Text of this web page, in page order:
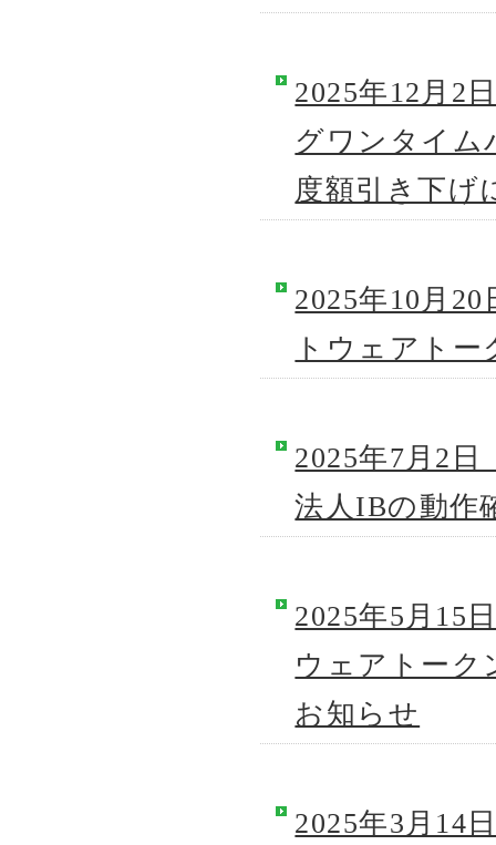
2025年12月2
グワンタイム
度額引き下げ
2025年10月
トウェアト
2025年7月2
法人IBの動作
2025年5月15
ウェアトーク
お知らせ
2025年3月14